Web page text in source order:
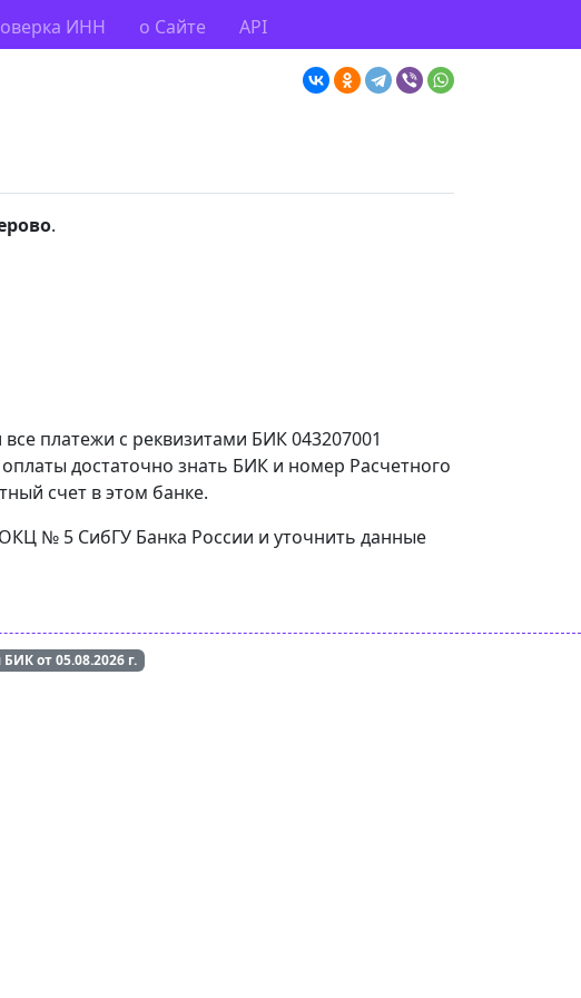
ИНН о Сайте API
.
платежи с реквизитами БИК 043207001
достаточно знать БИК и номер Расчетного
счет в этом банке.
№ 5 СибГУ Банка России и уточнить данные
БИК от05.08.2026г.